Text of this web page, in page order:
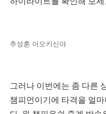
추성훈 아오키신야
그러나 이번에는 좀 다른
챔피언이기에 타격을 얼